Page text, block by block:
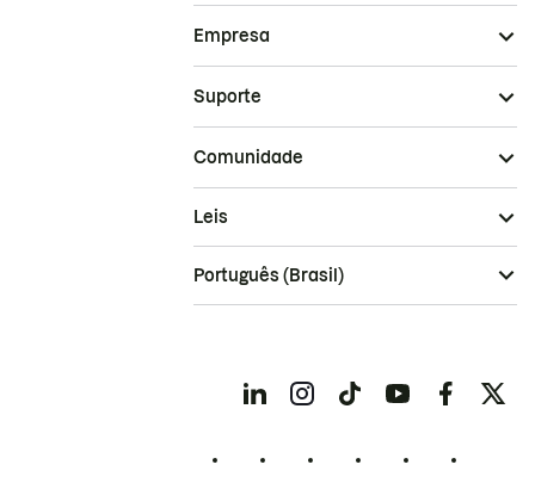
Empresa
Suporte
Comunidade
Leis
Português (Brasil)